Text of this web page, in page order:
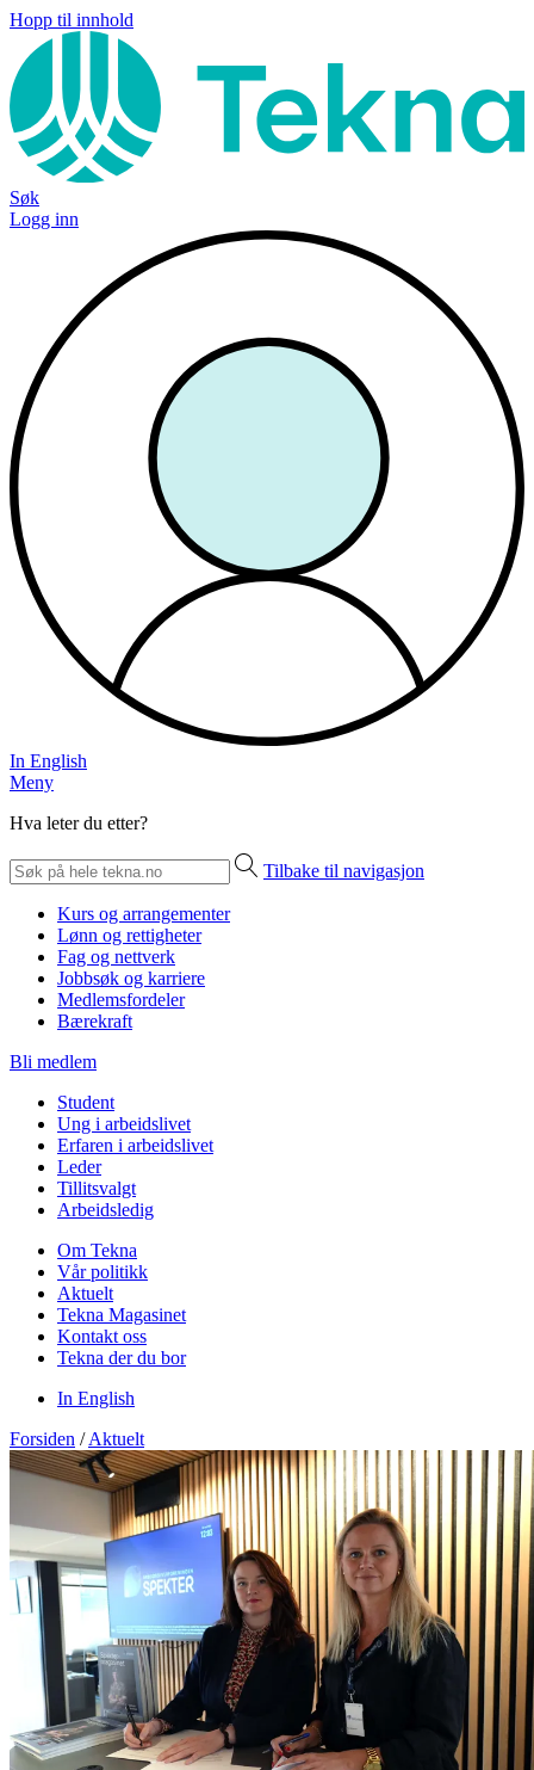
Hopp til innhold
Søk
Logg inn
In English
Meny
Hva leter du etter?
Tilbake til navigasjon
Kurs og arrangementer
Lønn og rettigheter
Fag og nettverk
Jobbsøk og karriere
Medlemsfordeler
Bærekraft
Bli medlem
Student
Ung i arbeidslivet
Erfaren i arbeidslivet
Leder
Tillitsvalgt
Arbeidsledig
Om Tekna
Vår politikk
Aktuelt
Tekna Magasinet
Kontakt oss
Tekna der du bor
In English
Forsiden / Aktuelt